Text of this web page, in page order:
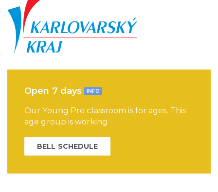
Open 7 days INFO
Our Young Pre classroom is for ages. This
age group is working
BELL SCHEDULE